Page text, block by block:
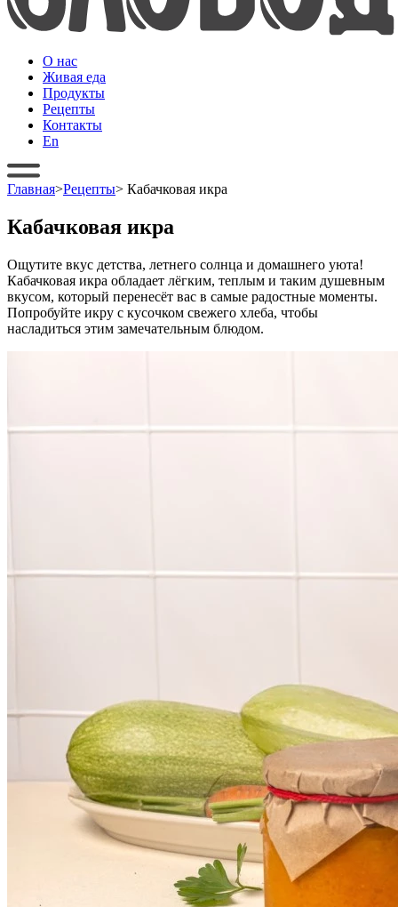
О нас
Живая еда
Продукты
Рецепты
Контакты
En
Главная>Рецепты> Кабачковая икра
Кабачковая икра
Ощутите вкус детства, летнего солнца и домашнего уюта!
Кабачковая икра обладает лёгким, теплым и таким душевным
вкусом, который перенесёт вас в самые радостные моменты.
Попробуйте икру с кусочком свежего хлеба, чтобы
насладиться этим замечательным блюдом.